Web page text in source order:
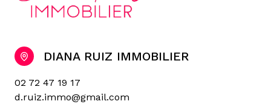
DIANA RUIZ IMMOBILIER
02 72 47 19 17
d.ruiz.immo@gmail.com